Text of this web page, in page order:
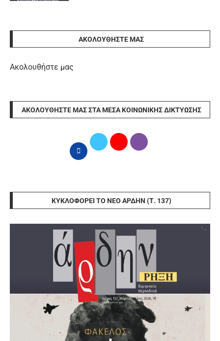
ΑΚΟΛΟΥΘΉΣΤΕ ΜΑΣ
Ακολουθήστε μας
ΑΚΟΛΟΥΘΉΣΤΕ ΜΑΣ ΣΤΑ ΜΈΣΑ ΚΟΙΝΩΝΙΚΉΣ ΔΙΚΤΎΩΣΗΣ
ΚΥΚΛΟΦΟΡΕΊ ΤΟ ΝΈΟ ΆΡΔΗΝ (Τ. 137)